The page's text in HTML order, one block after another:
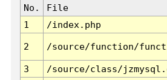
No. File
1
/index.php
2 /source/function/
3 /source/class/